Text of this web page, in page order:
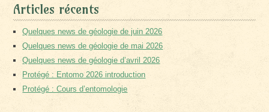
Articles récents
Quelques news de géologie de juin 2026
Quelques news de géologie de mai 2026
Quelques news de géologie d’avril 2026
Protégé : Entomo 2026 introduction
Protégé : Cours d’entomologie